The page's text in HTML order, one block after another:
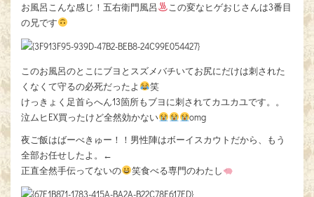
お風呂こんな感じ！五右衛門風呂
この変なヒゲおじさんは3番目
の兄です
このお風呂のとこにブヨとスズメバチいてお尻にだけは刺された
くなくて守るの必死だったよ
笑
けっきょく足首らへん13箇所もブヨに刺されてカユカユです。。
泣ムヒEX買ったけど全然効かない
omg
夜ご飯はばーべきゅー！！男性陣はボーイスカウトだから、もう
全部お任せしたよ。←
正直全然手伝ってないの
笑食べる専門のわたし